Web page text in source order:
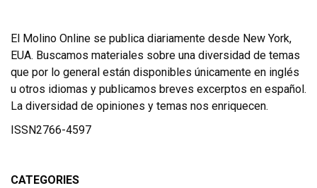
El Molino Online se publica diariamente desde New York,
EUA. Buscamos materiales sobre una diversidad de temas
que por lo general están disponibles únicamente en inglés
u otros idiomas y publicamos breves excerptos en español.
La diversidad de opiniones y temas nos enriquecen.
ISSN2766-4597
CATEGORIES